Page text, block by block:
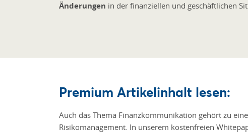
Änderungen in der finanziellen und geschäftlichen
Premium Artikelinhalt lesen:
Auch das Thema Finanzkommunikation gehört zu
Risikomanagement. In unserem kostenfreien